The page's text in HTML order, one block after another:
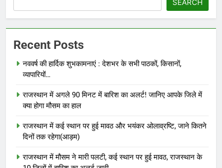
SEARCH
Recent Posts
नववर्ष की हार्दिक शुभकामनाएं : देशभर के सभी पाठकों, किसानों,
व्यापारियों…
राजस्थान में अगले 90 मिनट में बारिश का अलर्ट! जानिए आपके जिले में
क्या होगा मौसम का हाल
राजस्थान में कई स्थान पर हुई मावठ और भयंकर ओलाव्रष्टि, जाने कितने
दिनों तक रहेगा(आड़म)
राजस्थान में मौसम ने मारी पलटी, कई स्थान पर हुई मावठ, राजस्थान के